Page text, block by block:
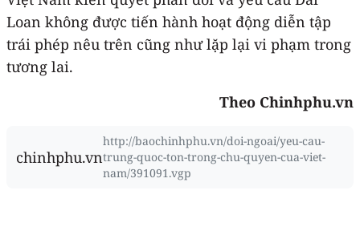
Loan không được tiến hành hoạt động diễn tập
trái phép nêu trên cũng như lặp lại vi phạm trong
tương lai.
Theo Chinhphu.vn
chinhphu.vn
http://baochinhphu.vn/doi-ngoai/yeu-cau-
trung-quoc-ton-trong-chu-quyen-cua-viet-
nam/391091.vgp